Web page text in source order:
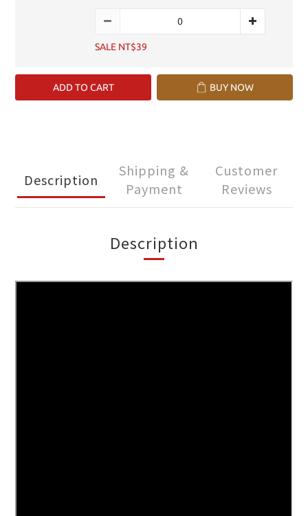
SALE NT$39
ADD TO CART BUY NOW
Description
Shipping &
Payment
Customer
Reviews
Description